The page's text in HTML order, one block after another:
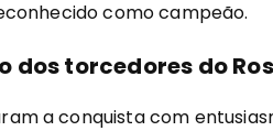
como campeão.
dos torcedores do
a conquista com